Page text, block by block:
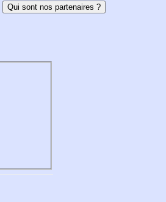
Qui sont nos partenaires ?